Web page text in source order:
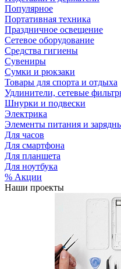
Популярное
Портативная техника
Праздничное освещение
Сетевое оборудование
Средства гигиены
Сувениры
Сумки и рюкзаки
Товары для спорта и отдыха
Удлинители, сетевые
Шнурки и подвески
Электрика
Элементы питания и
Для часов
Для смартфона
Для планшета
Для ноутбука
% Акции
Наши проекты